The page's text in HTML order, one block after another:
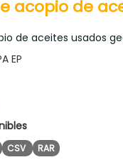
acopio de
de aceites usados
EP
CSV RAR